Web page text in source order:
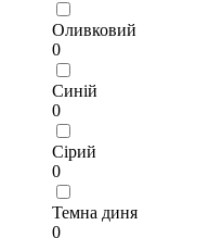
Оливковий
0
Синій
0
Сірий
0
Темна диня
0